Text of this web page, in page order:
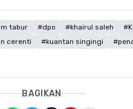
tabur #dpo #khairul saleh
cerenti #kuantan singingi
BAGIKAN